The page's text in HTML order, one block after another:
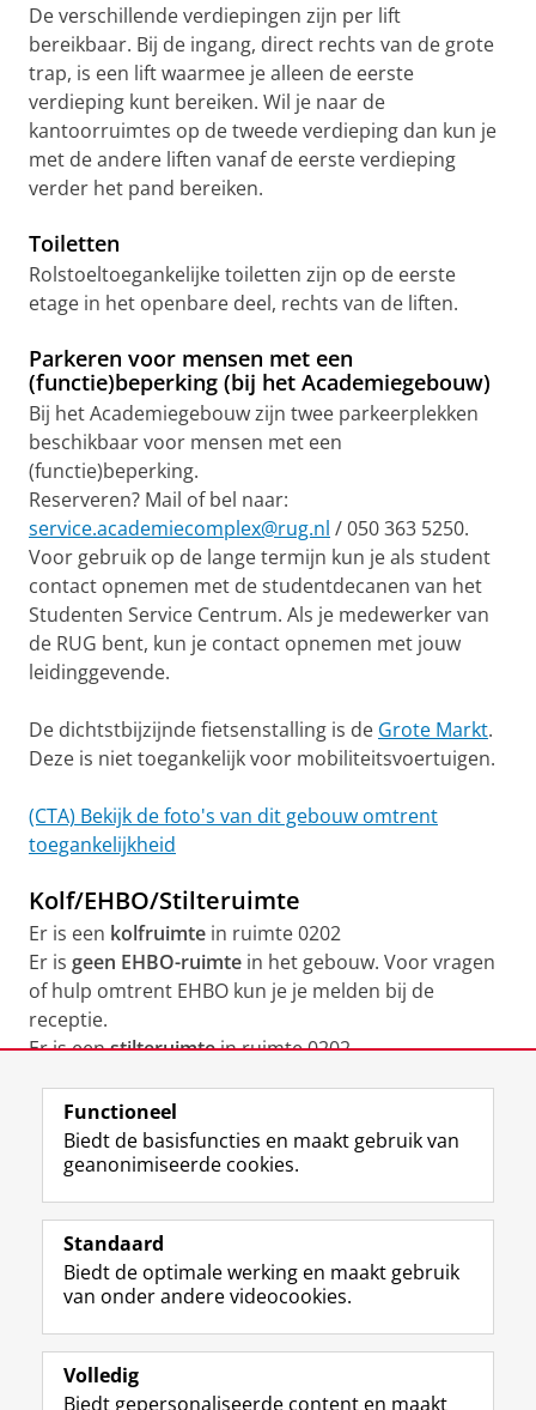
De verschillende verdiepingen zijn per lift
bereikbaar. Bij de ingang, direct rechts van de grote
trap, is een lift waarmee je alleen de eerste
verdieping kunt bereiken. Wil je naar de
kantoorruimtes op de tweede verdieping dan kun je
met de andere liften vanaf de eerste verdieping
verder het pand bereiken.
Toiletten
Rolstoeltoegankelijke toiletten zijn op de eerste
etage in het openbare deel, rechts van de liften.
Parkeren voor mensen met een
(functie)beperking (bij het Academiegebouw)
Bij het Academiegebouw zijn twee parkeerplekken
beschikbaar voor mensen met een
(functie)beperking.
Reserveren? Mail of bel naar:
service.academiecomplex@rug.nl / 050 363 5250.
Voor gebruik op de lange termijn kun je als student
contact opnemen met de studentdecanen van het
Studenten Service Centrum. Als je medewerker van
de RUG bent, kun je contact opnemen met jouw
leidinggevende.
De dichtstbijzijnde fietsenstalling is de Grote Markt.
Deze is niet toegankelijk voor mobiliteitsvoertuigen.
(CTA) Bekijk de foto's van dit gebouw omtrent
toegankelijkheid
Kolf/EHBO/Stilteruimte
Er is een kolfruimte in ruimte 0202
Er is geen EHBO-ruimte in het gebouw. Voor vragen
of hulp omtrent EHBO kun je je melden bij de
receptie.
Er is eenstilteruimtein ruimte 0202
View this page in:English
Volg de RUG
F
a
e
b
o
p
L
i
k
e
I
-
R
S
-
f
e
R
I
n
t
r
m
Y
o
T
e
k
Studiekiezers
Alumni
Functioneel
Biedt de basisfuncties en maakt gebruik van
geanonimiseerde cookies.
Standaard
Biedt de optimale werking en maakt gebruik
van onder andere videocookies.
Volledig
Biedt gepersonaliseerde content en maakt